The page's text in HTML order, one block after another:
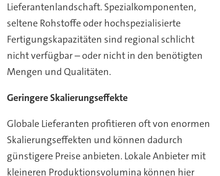
Lieferantenlandschaft. Spezialkomponenten,
seltene Rohstoffe oder hochspezialisierte
Fertigungskapazitäten sind regional schlicht
nicht verfügbar – oder nicht in den benötigten
Mengen und Qualitäten.
Geringere Skalierungseffekte
Globale Lieferanten profitieren oft von enormen
Skalierungseffekten und können dadurch
günstigere Preise anbieten. Lokale Anbieter mit
kleineren Produktionsvolumina können hier